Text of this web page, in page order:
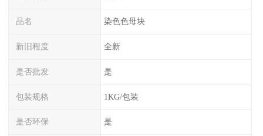
品名 染色色母块
新旧程度 全新
是否批发 是
包装规格 1KG/包装
是否环保 是